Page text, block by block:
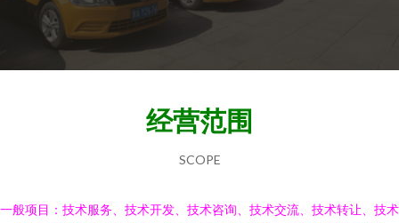
经营范围
SCOPE
一般项目：技术服务、技术开发、技术咨询、技术交流、技术转让、技术